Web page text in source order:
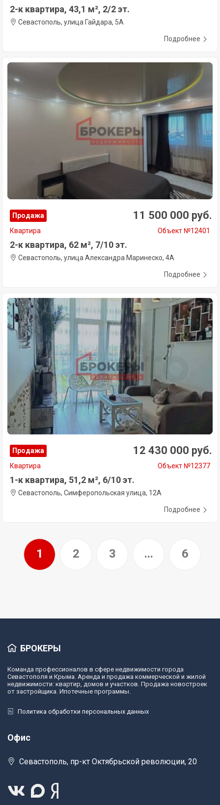
2-к квартира, 43,1 м², 2/2 эт.
Севастополь, улица Гайдара, 5А
Подробнее
Продажа 11 500 000 руб.
Квартира Объект №12401
2-к квартира, 62 м², 7/10 эт.
Севастополь, улица Александра Маринеско, 4А
Подробнее
Продажа 12 430 000 руб.
Квартира Объект №12377
1-к квартира, 51,2 м², 6/10 эт.
Севастополь, Симферопольская улица, 12А
Подробнее
1 2 3 ... 6
БРОКЕРЫ
Команда профессионалов в сфере недвижимости города
Севастополя и Крыма. Аренда и продажа коммерческой и жилой
недвижимости: квартир, домов и участков. Продажа новостроек
от застройщика. Ипотечные программы.
Политика обработки персональных данных
Офис
Севастополь, пр-кт Октябрьской революции, 20